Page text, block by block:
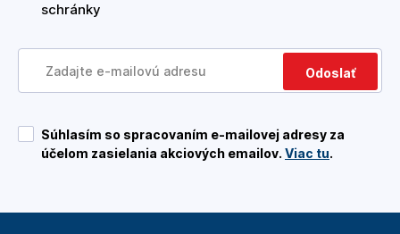
schránky
Odoslať
Súhlasím so spracovaním e-mailovej adresy za
účelom zasielania akciových emailov. Viac tu.